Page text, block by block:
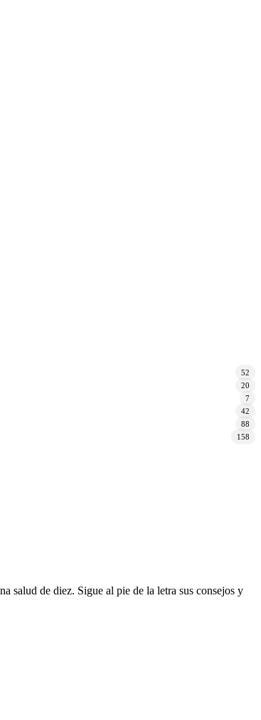
52
20
7
42
88
158
salud de diez. Sigue al pie de la letra sus consejos y